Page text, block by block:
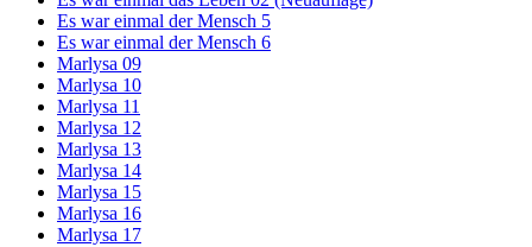
Es war einmal der Mensch 5
Es war einmal der Mensch 6
Marlysa 09
Marlysa 10
Marlysa 11
Marlysa 12
Marlysa 13
Marlysa 14
Marlysa 15
Marlysa 16
Marlysa 17